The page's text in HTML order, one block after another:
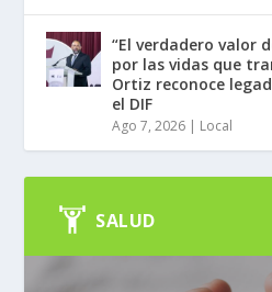
“El verdadero valor
por las vidas que
Ortiz reconoce
el DIF
Ago 7, 2026 | Local
SALUD